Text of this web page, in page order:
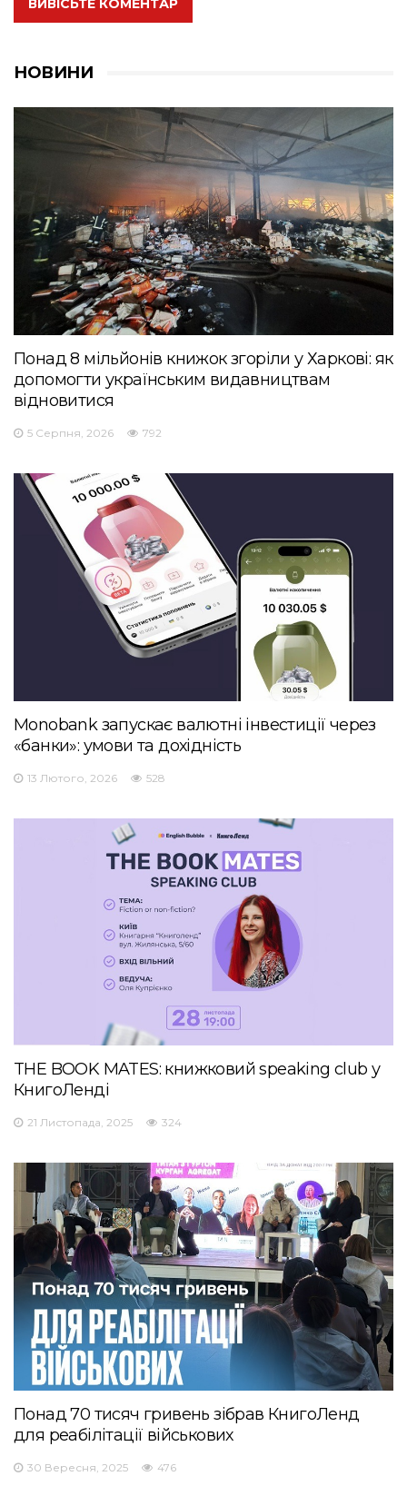
ВИВІСЬТЕ КОМЕНТАР
НОВИНИ
Понад 8 мільйонів книжок згоріли у Харкові: як
допомогти українським видавництвам
відновитися
5 Серпня, 2026 792
Monobank запускає валютні інвестиції через
«банки»: умови та дохідність
13 Лютого, 2026 528
THE BOOK MATES: книжковий speaking club у
КнигоЛенді
21 Листопада, 2025 324
Понад 70 тисяч гривень зібрав КнигоЛенд
для реабілітації військових
30 Вересня, 2025 476